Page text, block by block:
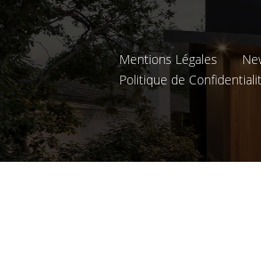
Mentions Légales
Politique de